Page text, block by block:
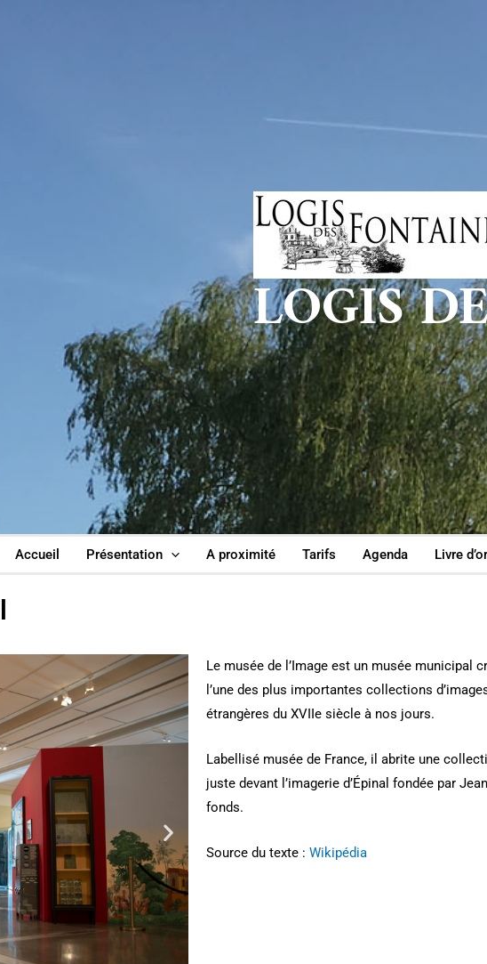
LOGIS
Accueil Présentation A proximité Tarifs Agenda Livre d’or
Le musée de l’Image est un musée municipal
l’une des plus importantes collections
étrangères du XVIIe siècle à nos jours.
Labellisé musée de France, il abrite une
juste devant l’imagerie d’Épinal fondée par
fonds.
Source du texte : Wikipédia